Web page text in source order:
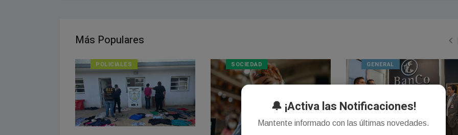
Más Populares
POLICIALES SOCIEDAD GENERAL
🔔 ¡Activa las Notificaciones!
Mantente informado con las últimas novedades.